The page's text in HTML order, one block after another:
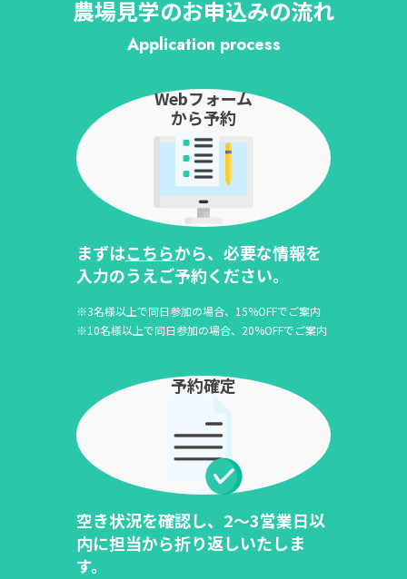
農場見学のお申込みの流れ
Application process
Webフォーム
から予約
まずはこちらから、必要な情報を
入力のうえご予約ください。
※3名様以上で同日参加の場合、15%OFFでご案内
※10名様以上で同日参加の場合、20%OFFでご案内
予約確定
空き状況を確認し、2～3営業日以
内に担当から折り返しいたしま
す。